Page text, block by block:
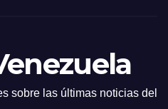
sobre las últimas noticias del